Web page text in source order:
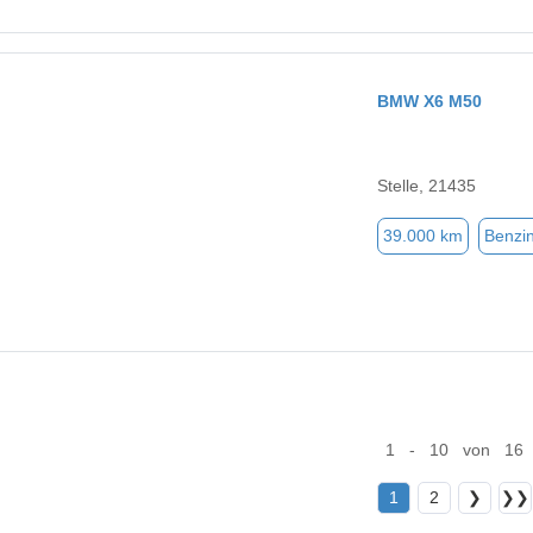
BMW X6 M50
Stelle, 21435
39.000 km
1 - 10 von 16
1 2 ❯ ❯❯